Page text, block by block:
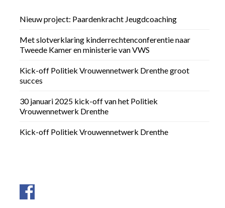
Nieuw project: Paardenkracht Jeugdcoaching
Met slotverklaring kinderrechtenconferentie naar
Tweede Kamer en ministerie van VWS
Kick-off Politiek Vrouwennetwerk Drenthe groot
succes
30 januari 2025 kick-off van het Politiek
Vrouwennetwerk Drenthe
Kick-off Politiek Vrouwennetwerk Drenthe